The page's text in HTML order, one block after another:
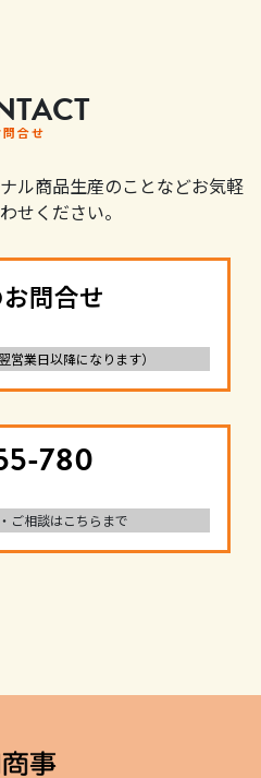
合せ
ル商品生産のことなどお気軽
せください。
問合せ
営業日以降になります）
780
ご相談はこちらまで